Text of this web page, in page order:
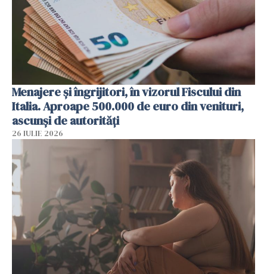
Menajere și îngrijitori, în vizorul Fiscului din
Italia. Aproape 500.000 de euro din venituri,
ascunși de autorități
26 IULIE 2026